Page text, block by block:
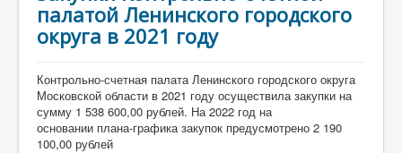
палатой Ленинского городского
округа в 2021 году
Контрольно-счетная палата Ленинского городского округа
Московской области в 2021 году осуществила закупки на
сумму 1 538 600,00 рублей. На 2022 год на
основании плана-графика закупок предусмотрено 2 190
100,00 рублей